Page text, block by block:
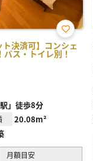
ト決済可】コンシェ
ス・トイレ別！
お気
に入
り登
」徒歩8分
20.08m²
月額目安